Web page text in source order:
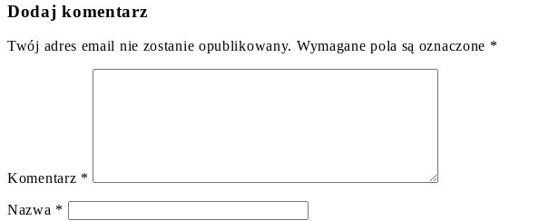
Dodaj komentarz
Twój adres email nie zostanie opublikowany. Wymagane pola są oznaczone *
Komentarz *
Nazwa *